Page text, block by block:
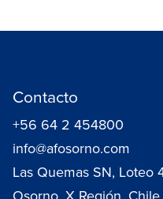
Contacto
+56 64 2 454800
info@afosorno.com
Las Quemas SN, Loteo